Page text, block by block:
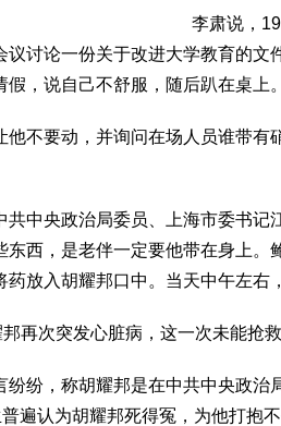
李肃说，
议讨论一份关于改进大学教育的文
，说自己不舒服，随后趴在桌上。
要动，并询问在场人员谁带有
央政治局委员、上海市委书记
东西，是老伴一定要他带在身上。
放入胡耀邦口中。当天中午左右
次突发心脏病，这一次未能抢救
，称胡耀邦是在中共中央政治
遍认为胡耀邦死得冤，为他打抱不